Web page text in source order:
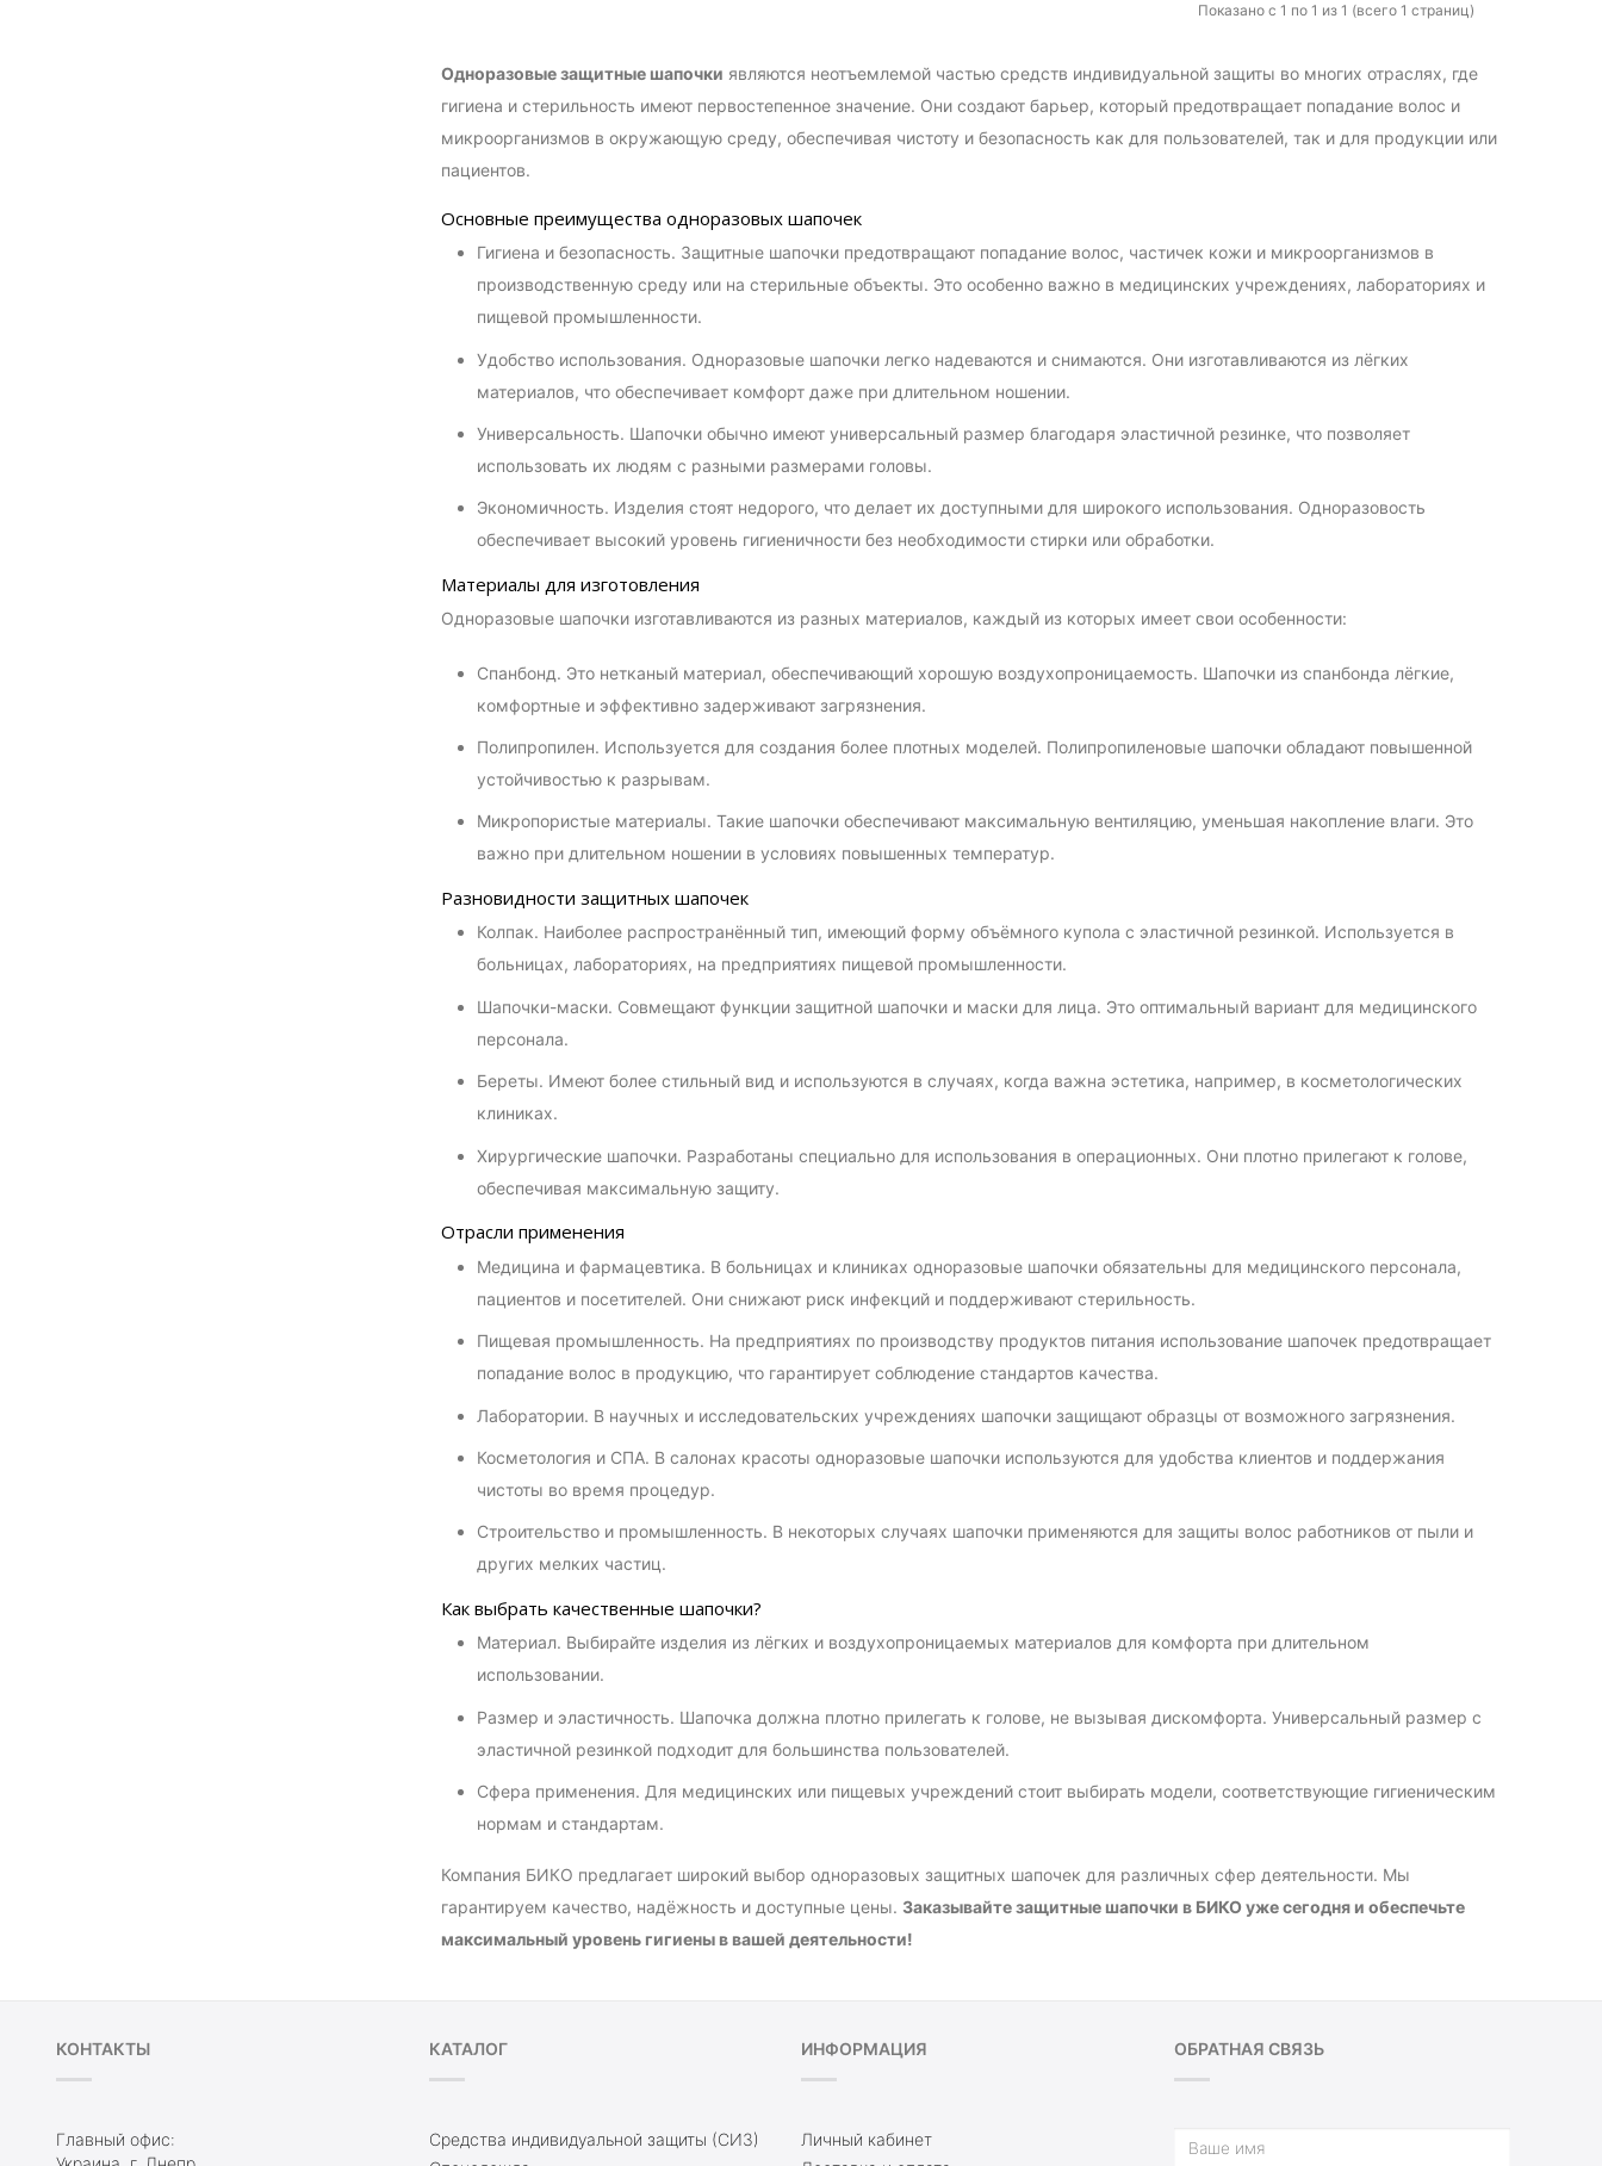
Показано с 1 по 1 из 1 (всего 1 страниц)
Одноразовые защитные шапочки являются неотъемлемой частью средств индивидуальной защиты во многих отраслях, где
гигиена и стерильность имеют первостепенное значение. Они создают барьер, который предотвращает попадание волос и
микроорганизмов в окружающую среду, обеспечивая чистоту и безопасность как для пользователей, так и для продукции или
пациентов.
Основные преимущества одноразовых шапочек
Гигиена и безопасность. Защитные шапочки предотвращают попадание волос, частичек кожи и микроорганизмов в
производственную среду или на стерильные объекты. Это особенно важно в медицинских учреждениях, лабораториях и
пищевой промышленности.
Удобство использования. Одноразовые шапочки легко надеваются и снимаются. Они изготавливаются из лёгких
материалов, что обеспечивает комфорт даже при длительном ношении.
Универсальность. Шапочки обычно имеют универсальный размер благодаря эластичной резинке, что позволяет
использовать их людям с разными размерами головы.
Экономичность. Изделия стоят недорого, что делает их доступными для широкого использования. Одноразовость
обеспечивает высокий уровень гигиеничности без необходимости стирки или обработки.
Материалы для изготовления
Одноразовые шапочки изготавливаются из разных материалов, каждый из которых имеет свои особенности:
Спанбонд. Это нетканый материал, обеспечивающий хорошую воздухопроницаемость. Шапочки из спанбонда лёгкие,
комфортные и эффективно задерживают загрязнения.
Полипропилен. Используется для создания более плотных моделей. Полипропиленовые шапочки обладают повышенной
устойчивостью к разрывам.
Микропористые материалы. Такие шапочки обеспечивают максимальную вентиляцию, уменьшая накопление влаги. Это
важно при длительном ношении в условиях повышенных температур.
Разновидности защитных шапочек
Колпак. Наиболее распространённый тип, имеющий форму объёмного купола с эластичной резинкой. Используется в
больницах, лабораториях, на предприятиях пищевой промышленности.
Шапочки-маски. Совмещают функции защитной шапочки и маски для лица. Это оптимальный вариант для медицинского
персонала.
Береты. Имеют более стильный вид и используются в случаях, когда важна эстетика, например, в косметологических
клиниках.
Хирургические шапочки. Разработаны специально для использования в операционных. Они плотно прилегают к голове,
обеспечивая максимальную защиту.
Отрасли применения
Медицина и фармацевтика. В больницах и клиниках одноразовые шапочки обязательны для медицинского персонала,
пациентов и посетителей. Они снижают риск инфекций и поддерживают стерильность.
Пищевая промышленность. На предприятиях по производству продуктов питания использование шапочек предотвращает
попадание волос в продукцию, что гарантирует соблюдение стандартов качества.
Лаборатории. В научных и исследовательских учреждениях шапочки защищают образцы от возможного загрязнения.
Косметология и СПА. В салонах красоты одноразовые шапочки используются для удобства клиентов и поддержания
чистоты во время процедур.
Строительство и промышленность. В некоторых случаях шапочки применяются для защиты волос работников от пыли и
других мелких частиц.
Как выбрать качественные шапочки?
Материал. Выбирайте изделия из лёгких и воздухопроницаемых материалов для комфорта при длительном
использовании.
Размер и эластичность. Шапочка должна плотно прилегать к голове, не вызывая дискомфорта. Универсальный размер с
эластичной резинкой подходит для большинства пользователей.
Сфера применения. Для медицинских или пищевых учреждений стоит выбирать модели, соответствующие гигиеническим
нормам и стандартам.
Компания БИКО предлагает широкий выбор одноразовых защитных шапочек для различных сфер деятельности. Мы
гарантируем качество, надёжность и доступные цены. Заказывайте защитные шапочки в БИКО уже сегодня и обеспечьте
максимальный уровень гигиены в вашей деятельности!
КОНТАКТЫ
Главный офис:
КАТАЛОГ
Средства индивидуальной защиты (СИЗ)
ИНФОРМАЦИЯ
Личный кабинет
ОБРАТНАЯ СВЯЗЬ